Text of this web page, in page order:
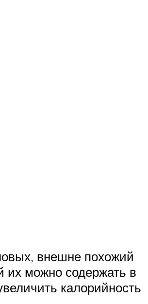
внешне похожий
их можно содержать в
калорийность